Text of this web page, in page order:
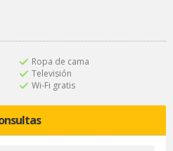
Ropa de cama
Televisión
Wi-Fi gratis